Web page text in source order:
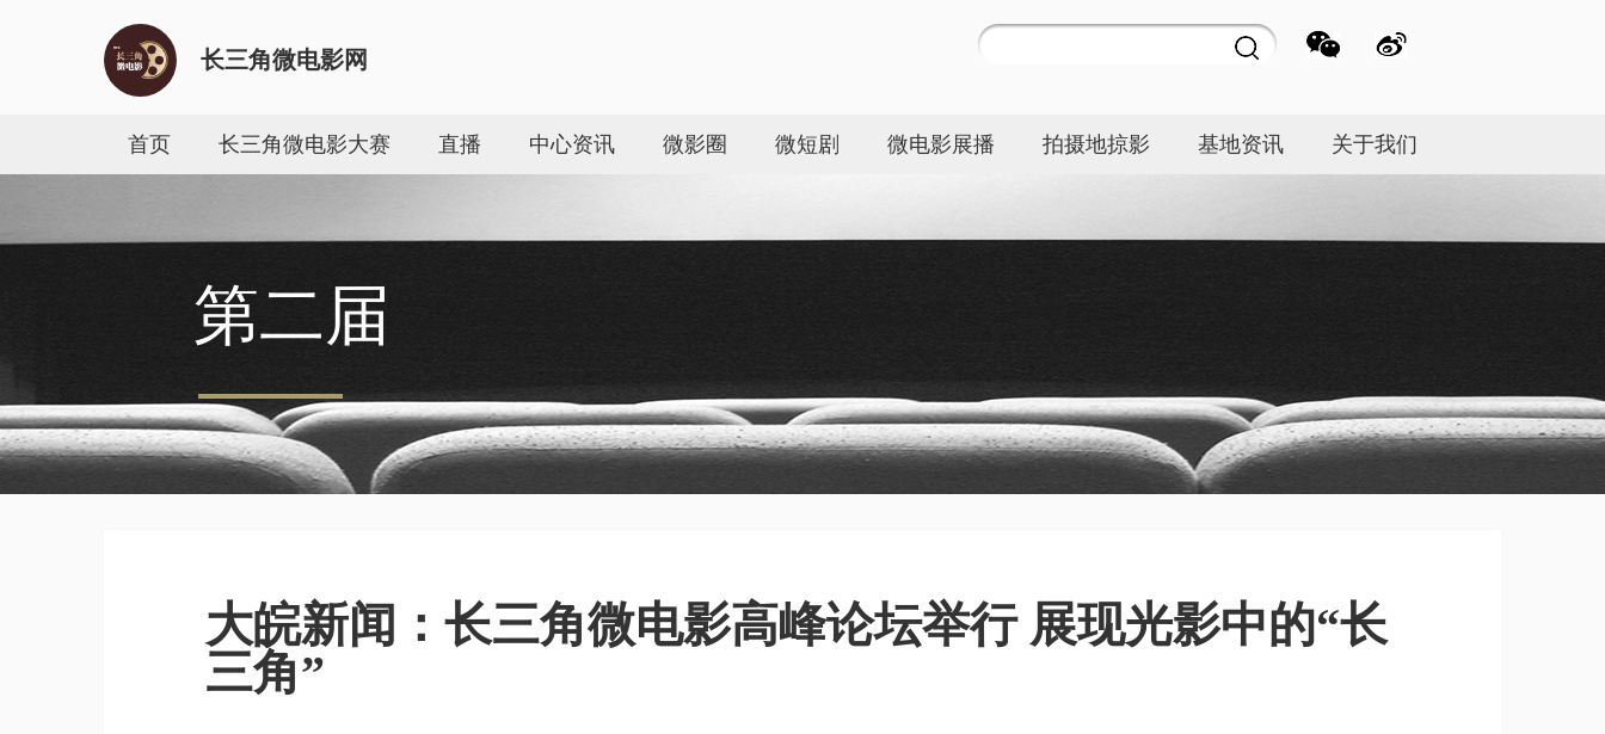
长三角微电影网
首页 长三角微电影大赛 直播 中心资讯 微影圈 微短剧 微电影展播 拍摄地掠影 基地资讯 关于我们
第二届
大皖新闻：长三角微电影高峰论坛举行 展现光影中的“长
三角”